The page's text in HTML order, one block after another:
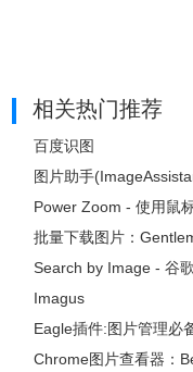
相关热门推荐
百度识图
图片助手
Power Zoom - 使用鼠
批量下载图片：
Search by Image - 谷
Imagus
Eagle插件:图片管理必
Chrome图片查看器：